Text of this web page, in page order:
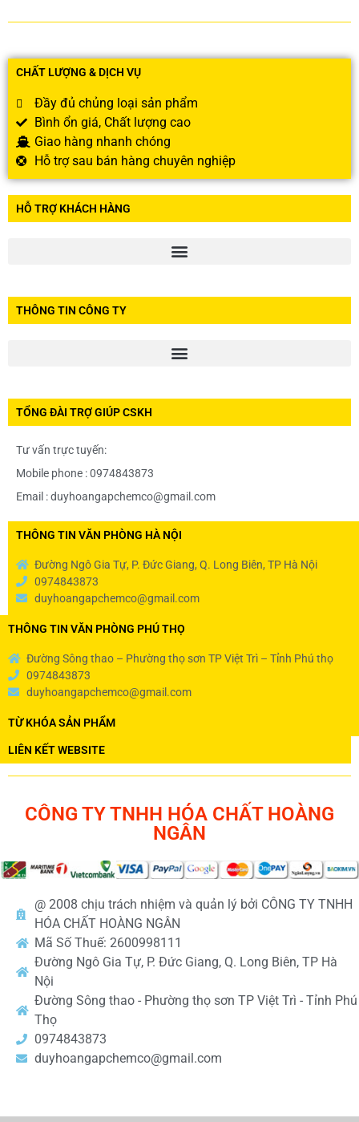
CHẤT LƯỢNG & DỊCH VỤ
Đầy đủ chủng loại sản phẩm
Bình ổn giá, Chất lượng cao
Giao hàng nhanh chóng
Hỗ trợ sau bán hàng chuyên nghiệp
HỖ TRỢ KHÁCH HÀNG
THÔNG TIN CÔNG TY
TỔNG ĐÀI TRỢ GIÚP CSKH
Tư vấn trực tuyến:
Mobile phone : 0974843873
Email : duyhoangapchemco@gmail.com
THÔNG TIN VĂN PHÒNG HÀ NỘI
Đường Ngô Gia Tự, P. Đức Giang, Q. Long Biên, TP Hà Nội
0974843873
duyhoangapchemco@gmail.com
THÔNG TIN VĂN PHÒNG PHÚ THỌ
Đường Sông thao – Phường thọ sơn TP Việt Trì – Tỉnh Phú thọ
0974843873
duyhoangapchemco@gmail.com
TỪ KHÓA SẢN PHẨM
LIÊN KẾT WEBSITE
CÔNG TY TNHH HÓA CHẤT HOÀNG
NGÂN
@ 2008 chịu trách nhiệm và quản lý bởi CÔNG TY TNHH
HÓA CHẤT HOÀNG NGÂN
Mã Số Thuế: 2600998111
Đường Ngô Gia Tự, P. Đức Giang, Q. Long Biên, TP Hà
Nội
Đường Sông thao - Phường thọ sơn TP Việt Trì - Tỉnh Phú
Thọ
0974843873
duyhoangapchemco@gmail.com